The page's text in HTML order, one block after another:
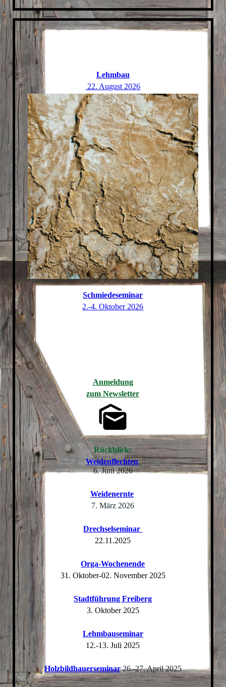
Lehmbau
22. August 2026
Schmiedeseminar
2.-4. Oktober 2026
Anmeldung
zum Newsletter
Rückblick:
Weidenflechten
6. Juni 2026
Weidenernte
7. März 2026
Drechselseminar
22.11.2025
Orga-Wochenende
31. Oktober-02. November 2025
Stadtführung Freiberg
3. Oktober 2025
Lehmbauseminar
12.-13. Juli 2025
Holzbildhauerseminar 26.-27. April 2025